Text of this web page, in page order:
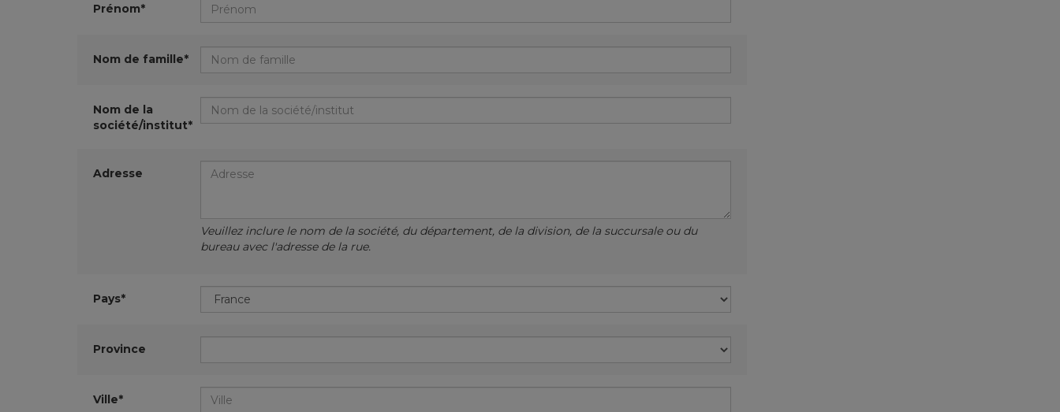
Prénom*
Nom de famille*
Nom de la
société/institut*
Adresse
Veuillez inclure le nom de la société, du département, de la division, de la succursale ou du
bureau avec l'adresse de la rue.
Pays*
Province
Ville*